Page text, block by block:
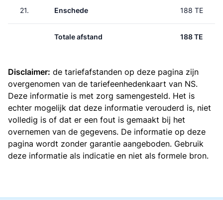
21. Enschede 188 TE
Totale afstand 188 TE
Disclaimer: de tariefafstanden op deze pagina zijn
overgenomen van de tariefeenhedenkaart van NS.
Deze informatie is met zorg samengesteld. Het is
echter mogelijk dat deze informatie verouderd is, niet
volledig is of dat er een fout is gemaakt bij het
overnemen van de gegevens. De informatie op deze
pagina wordt zonder garantie aangeboden. Gebruik
deze informatie als indicatie en niet als formele bron.